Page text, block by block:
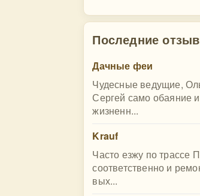
Последние
Дачные феи
Чудесные ведущие,
Сергей само обаяние
жизненн...
Krauf
Часто езжу по трассе
соответственно и
вых...